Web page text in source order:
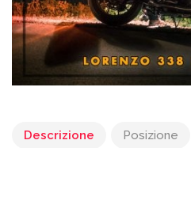
Descrizione Posizione